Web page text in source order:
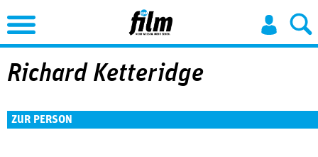
Jump to Navigation
Richard Ketteridge
ZUR PERSON